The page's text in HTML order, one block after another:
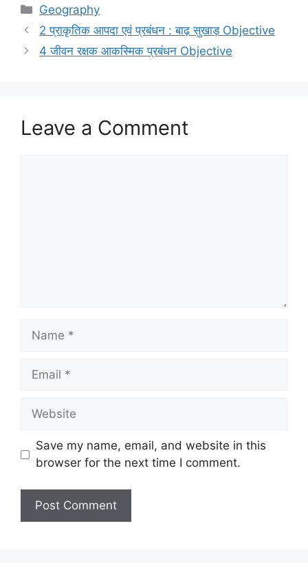
Categories
Geography
2 प्राकृतिक आपदा एवं प्रबंधन : बाढ़ सुखाड़ Objective
4 जीवन रक्षक आकस्मिक प्रबंधन Objective
Leave a Comment
Name
Email
Website
Save my name, email, and website in this
browser for the next time I comment.